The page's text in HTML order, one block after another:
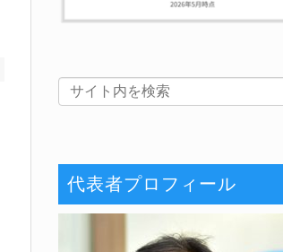
代表者プロフィール